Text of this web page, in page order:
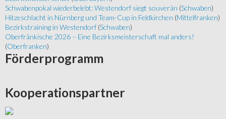
Schwabenpokal wiederbelebt: Westendorf siegt souverän (Schwaben)
Hitzeschlacht in Nürnberg und Team-Cup in Feldkirchen (Mittelfranken)
Bezirkstraining in Westendorf (Schwaben)
Oberfränkische 2026 – Eine Bezirksmeisterschaft mal anders!
(Oberfranken)
Förderprogramm
Kooperationspartner